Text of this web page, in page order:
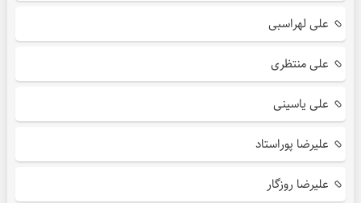
علی لهراسبی
علی منتظری
علی یاسینی
علیرضا پوراستاد
علیرضا روزگار